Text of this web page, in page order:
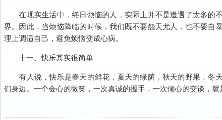
在现实生活中，终日烦恼的人，实际上并不是遭遇了太多的
界。因此，当烦恼降临的时候，我们既不要怨天尤人，也不要自
理上调适自己，避免烦恼变成心病。
十一、快乐其实很简单
有人说，快乐是春天的鲜花，夏天的绿荫，秋天的野果，冬
们身边。一个会心的微笑，一次真诚的握手，一次倾心的交谈，